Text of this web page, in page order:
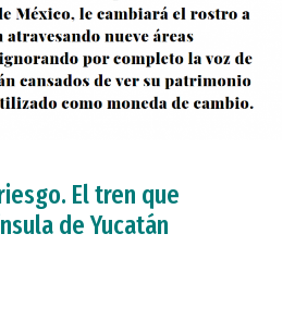
El tren que
de Yucatán